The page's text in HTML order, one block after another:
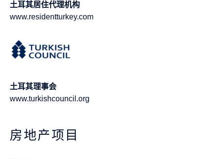
土耳其居住代理机构
www.residentturkey.com
土耳其理事会
www.turkishcouncil.org
房地产项目